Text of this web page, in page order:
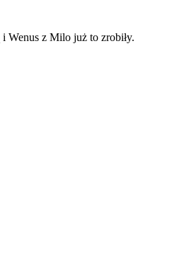
Wenus z Milo już to zrobiły.